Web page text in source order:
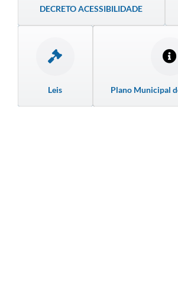
DECRETO ACESSIBILIDADE
Leis Plano Municipal